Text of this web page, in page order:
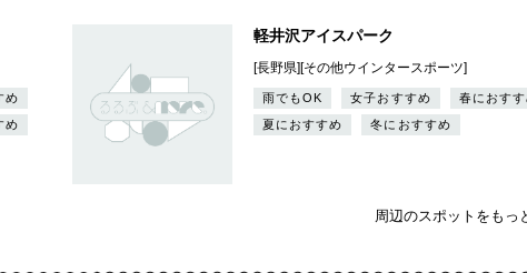
め
め
軽井沢アイスパーク
[長野県][その他ウインタースポーツ]
雨でもOK 女子おすすめ
春におすす
夏におすすめ
冬におすすめ
周辺のスポットをもっ